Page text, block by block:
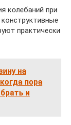
колебаний при
практически
на
пора
и